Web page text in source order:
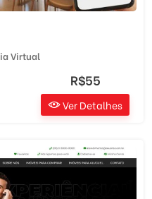
Virtual
R$55
Ver Detalhes